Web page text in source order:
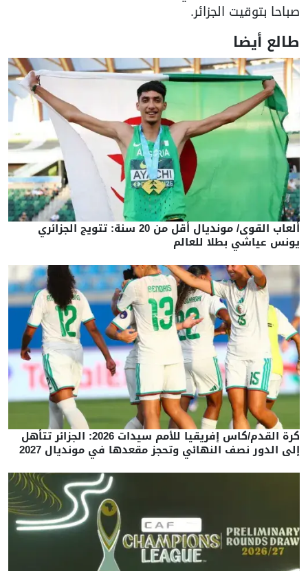
صباحا بتوقيت الجزائر.
طالع أيضا
ألعاب القوى/ مونديال أقل من 20 سنة: تتويج الجزائري
يونس عياشي بطلا للعالم
كرة القدم/كاس إفريقيا للأمم سيدات 2026: الجزائر تتأهل
إلى الدور نصف النهائي وتحجز مقعدها في مونديال 2027